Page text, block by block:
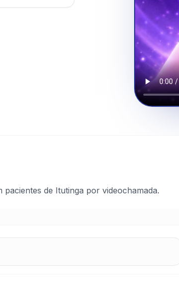
de Itutinga por videochamada.